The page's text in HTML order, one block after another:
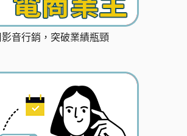
影音行銷，突破業績瓶頸